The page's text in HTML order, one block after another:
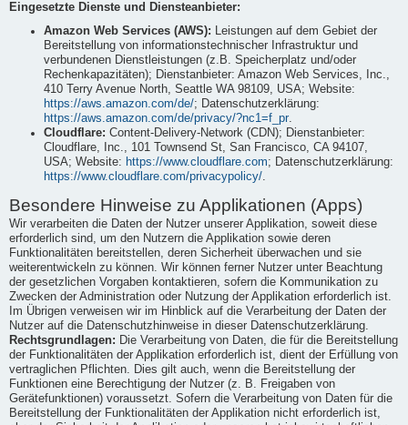
Eingesetzte Dienste und Diensteanbieter:
Amazon Web Services (AWS): Leistungen auf dem Gebiet der
Bereitstellung von informationstechnischer Infrastruktur und
verbundenen Dienstleistungen (z.B. Speicherplatz und/oder
Rechenkapazitäten); Dienstanbieter: Amazon Web Services, Inc.,
410 Terry Avenue North, Seattle WA 98109, USA; Website:
https://aws.amazon.com/de/; Datenschutzerklärung:
https://aws.amazon.com/de/privacy/?nc1=f_pr.
Cloudflare: Content-Delivery-Network (CDN); Dienstanbieter:
Cloudflare, Inc., 101 Townsend St, San Francisco, CA 94107,
USA; Website: https://www.cloudflare.com; Datenschutzerklärung:
https://www.cloudflare.com/privacypolicy/.
Besondere Hinweise zu Applikationen (Apps)
Wir verarbeiten die Daten der Nutzer unserer Applikation, soweit diese
erforderlich sind, um den Nutzern die Applikation sowie deren
Funktionalitäten bereitstellen, deren Sicherheit überwachen und sie
weiterentwickeln zu können. Wir können ferner Nutzer unter Beachtung
der gesetzlichen Vorgaben kontaktieren, sofern die Kommunikation zu
Zwecken der Administration oder Nutzung der Applikation erforderlich ist.
Im Übrigen verweisen wir im Hinblick auf die Verarbeitung der Daten der
Nutzer auf die Datenschutzhinweise in dieser Datenschutzerklärung.
Rechtsgrundlagen: Die Verarbeitung von Daten, die für die Bereitstellung
der Funktionalitäten der Applikation erforderlich ist, dient der Erfüllung von
vertraglichen Pflichten. Dies gilt auch, wenn die Bereitstellung der
Funktionen eine Berechtigung der Nutzer (z. B. Freigaben von
Gerätefunktionen) voraussetzt. Sofern die Verarbeitung von Daten für die
Bereitstellung der Funktionalitäten der Applikation nicht erforderlich ist,